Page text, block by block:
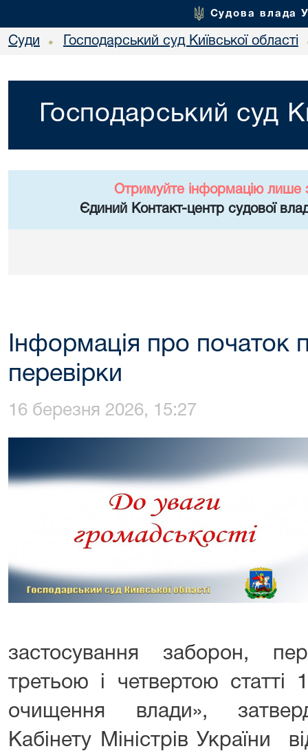
Судова влада
Суди • Господарський суд Київської області
Господарський суд
Отримуйте інформацію лише
Єдиний Контакт-центр судової
Інформація про початок
перевірки
16 березня 2026, 15:27
застосування заборон,
третьою і четвертою статті
очищення влади»,
Кабінету Міністрів України